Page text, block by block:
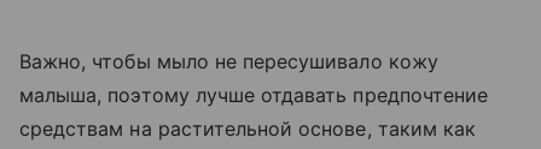
Важно, чтобы мыло не пересушивало кожу
малыша, поэтому лучше отдавать предпочтение
средствам на растительной основе, таким как